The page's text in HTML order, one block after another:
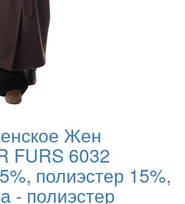
Жен
FURS 6032
полиэстер 15%,
- полиэстер